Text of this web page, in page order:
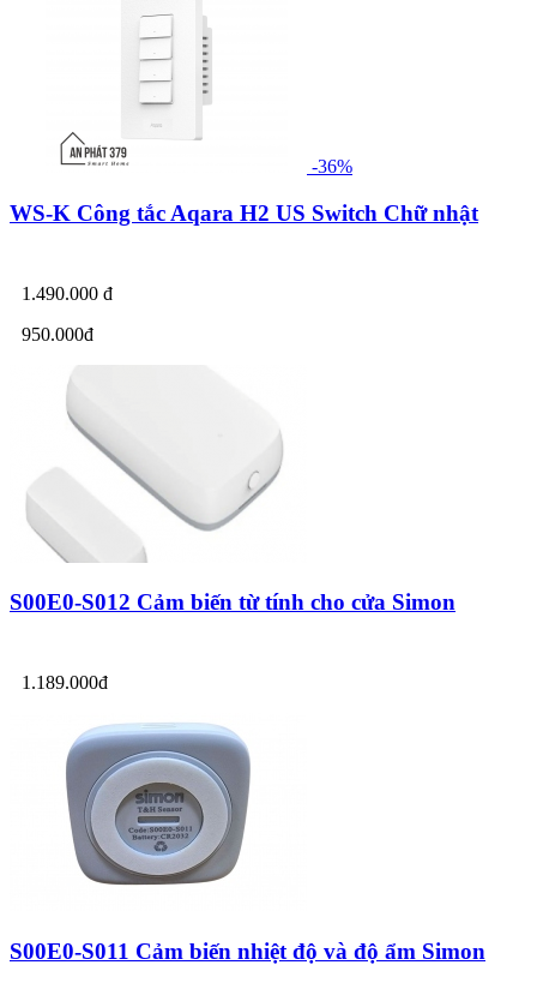
-36%
WS-K Công tắc Aqara H2 US Switch Chữ nhật
1.490.000 đ
950.000đ
S00E0-S012 Cảm biến từ tính cho cửa Simon
1.189.000đ
S00E0-S011 Cảm biến nhiệt độ và độ ẩm Simon